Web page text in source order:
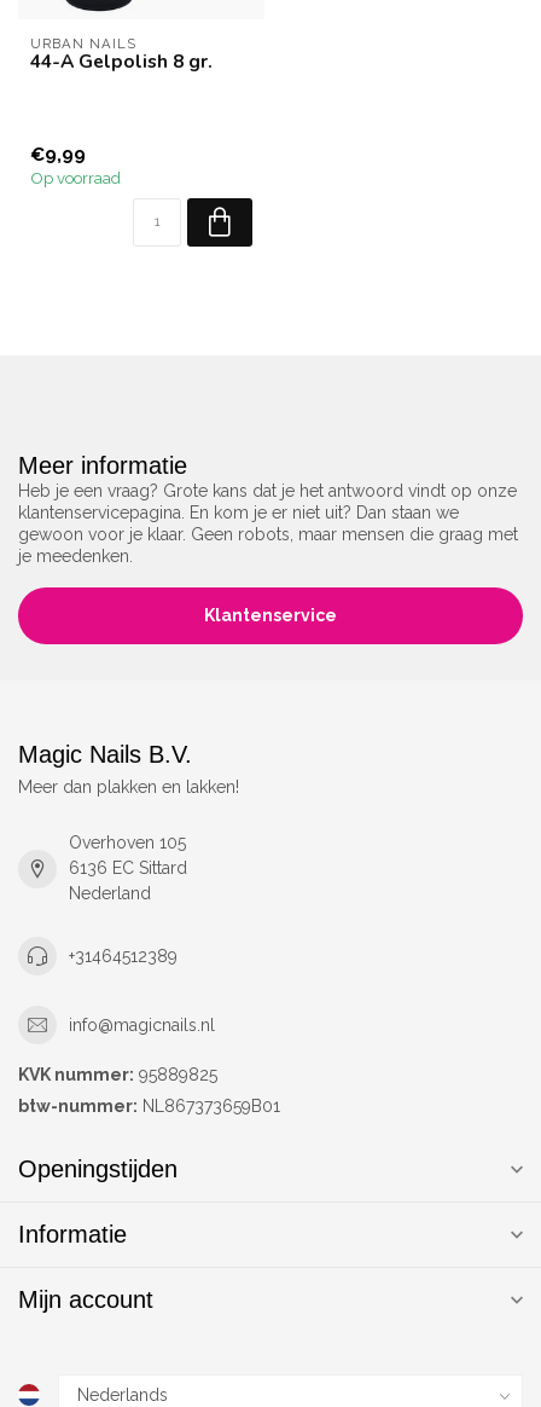
URBAN NAILS
44-A Gelpolish 8 gr.
€9,99
Op voorraad
Meer informatie
Heb je een vraag? Grote kans dat je het antwoord vindt op onze
klantenservicepagina. En kom je er niet uit? Dan staan we
gewoon voor je klaar. Geen robots, maar mensen die graag met
je meedenken.
Klantenservice
Magic Nails B.V.
Meer dan plakken en lakken!
Overhoven 105
6136 EC Sittard
Nederland
+31464512389
info@magicnails.nl
KVK nummer: 95889825
btw-nummer: NL867373659B01
Openingstijden
Informatie
Mijn account